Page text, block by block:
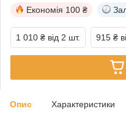
Економія 100 ₴
1 010 ₴ від 2 шт. 915 ₴
Опис Характеристики